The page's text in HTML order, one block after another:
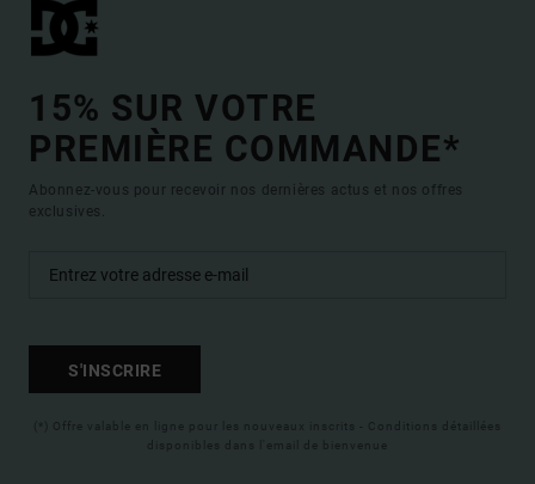
15% SUR VOTRE
PREMIÈRE COMMANDE*
Abonnez-vous pour recevoir nos dernières actus et nos offres
exclusives.
S'INSCRIRE
(*) Offre valable en ligne pour les nouveaux inscrits - Conditions détaillées
disponibles dans l'email de bienvenue